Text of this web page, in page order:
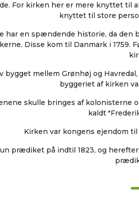
For kirken her er mere knyttet til
knyttet til store
har en spændende historie, da den
Disse kom til Danmark i 1759.
bygget mellem Grønhøj og
byggeriet af kirken
skulle bringes af kolonisterne
kaldt
Kirken var kongens ejendom
prædiket på indtil 1823, og